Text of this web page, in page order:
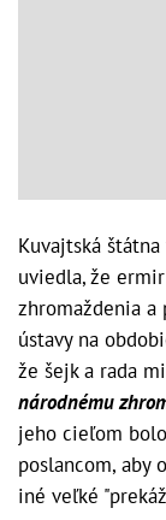
Kuvajtská
uviedla, že
zhromaždenia
ústavy na
že šejk a rada
národnému
jeho cieľom
poslancom, aby
iné veľké